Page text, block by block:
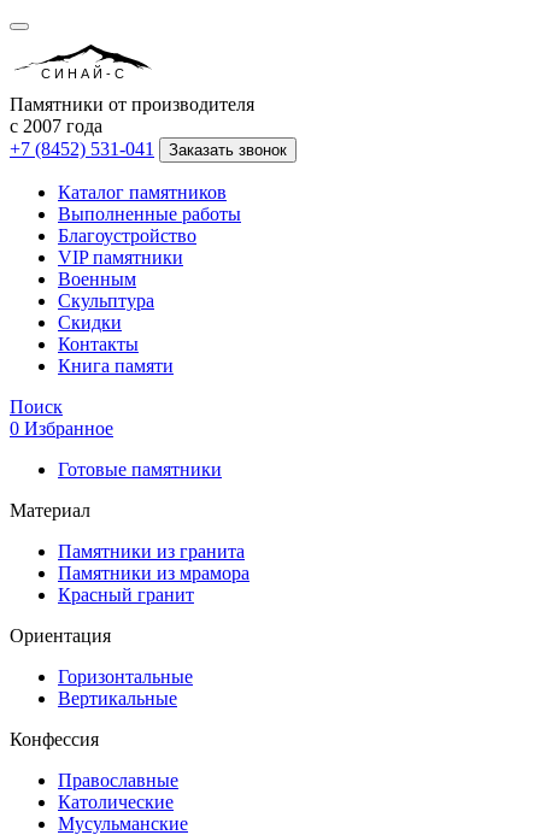
СИНАЙ-С
Памятники от производителя
с 2007 года
+7 (8452) 531-041
Заказать звонок
Каталог памятников
Выполненные работы
Благоустройство
VIP памятники
Военным
Скульптура
Скидки
Контакты
Книга памяти
Поиск
0 Избранное
Готовые памятники
Материал
Памятники из гранита
Памятники из мрамора
Красный гранит
Ориентация
Горизонтальные
Вертикальные
Конфессия
Православные
Католические
Мусульманские